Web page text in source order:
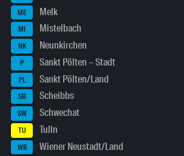
ME Melk
MI Mistelbach
NK Neunkirchen
P Sankt Pölten – Stadt
PL Sankt Pölten/Land
SB Scheibbs
SW Schwechat
TU Tulln
WB Wiener Neustadt/Land